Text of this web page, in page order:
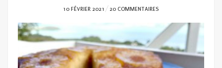
POSTED
10 FÉVRIER 2021 20 COMMENTAIRES